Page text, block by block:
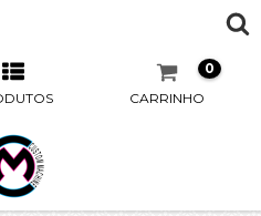
CARRINHO
0